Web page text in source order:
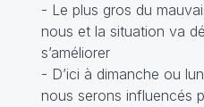
- Le plus gros du
nous et la situation va
s’améliorer
- D’ici à dimanche ou
nous serons influencés